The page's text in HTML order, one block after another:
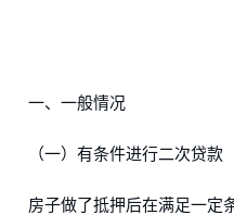
一、一般情况
（一）有条件进行二次贷款
房子做了抵押后在满足一定